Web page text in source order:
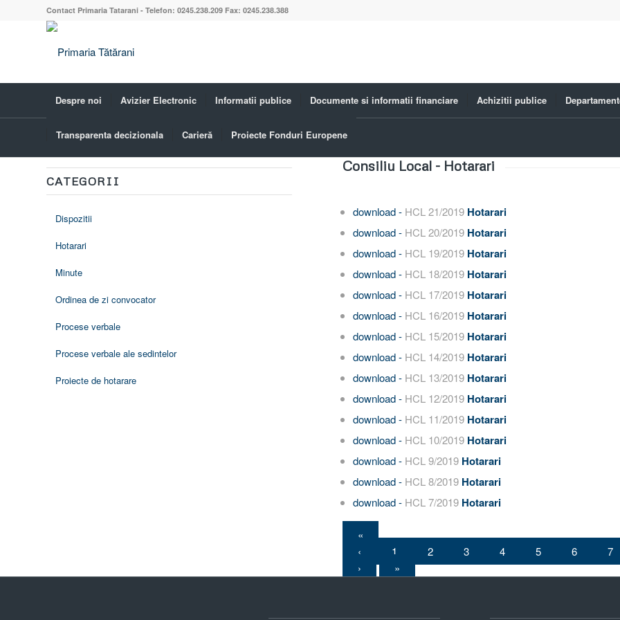
Contact Primaria Tatarani - Telefon: 0245.238.209 Fax: 0245.238.388
Despre noi Avizier Electronic Informatii publice Documente si informatii financiare Achizitii publice
Transparenta decizionala Carieră Proiecte Fonduri Europene
Hotarari
CATEGORII
Dispozitii
Hotarari
Minute
Ordinea de zi convocator
Procese verbale
Procese verbale ale sedintelor
Proiecte de hotarare
Consiliu Local - Hotarari
download - HCL 21/2019 Hotarari
download - HCL 20/2019 Hotarari
download - HCL 19/2019 Hotarari
download - HCL 18/2019 Hotarari
download - HCL 17/2019 Hotarari
download - HCL 16/2019 Hotarari
download - HCL 15/2019 Hotarari
download - HCL 14/2019 Hotarari
download - HCL 13/2019 Hotarari
download - HCL 12/2019 Hotarari
download - HCL 11/2019 Hotarari
download - HCL 10/2019 Hotarari
download - HCL 9/2019 Hotarari
download - HCL 8/2019 Hotarari
download - HCL 7/2019 Hotarari
«
‹
1 2 3 4 5 6 7
›
»